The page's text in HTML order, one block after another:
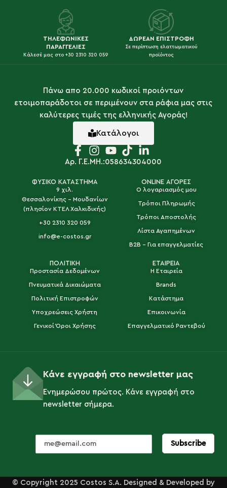
ΤΗΛΕΦΩΝΙΚΕΣ
ΠΑΡΑΓΓΕΛΙΕΣ
Κάλεσέ μας στο +30 2310 320 059
ΔΩΡΕΑΝ ΕΠΙΣΤΡΟΦΗ
Σε περίπτωση ελαττωματικού
προϊόντος
Πάνω απο 20.000 κωδικοί προιόντων
ετοιμοπαράδοτοι σε περιμένουν στα ράφια μας στις
καλύτερες τιμές της ελληνικής Αγοράς!
Κατάλογοι
Αρ. Γ.Ε.ΜΗ.:058634304000
ΦΥΣΙΚΟ ΚΑΤΑΣΤΗΜΑ
9 χιλ.
Θεσσαλονίκης - Μουδανίων
(πλησίον ΚΤΕΛ Χαλκιδικής)
+30 2310 320 059
info@e-costos.gr
ONLINE ΑΓΟΡΕΣ
Ο λογαριασμός μου
Τρόποι Πληρωμής
Τρόποι Αποστολής
Λίστα Αγαπημένων
B2B - Για επαγγελματίες
ΠΟΛΙΤΙΚΗ
Προστασία Δεδομένων
Πνευματικά Δικαιώματα
Πολιτική Επιστροφών
Υποχρεώσεις Χρήστη
Γενικοί Όροι Χρήσης
ΕΤΑΙΡΕΙΑ
Η Εταιρεία
Brands
Κατάστημα
Επικοινωνία
Επαγγελματικό Ραντεβού
Κάνε εγγραφή στο newsletter μας
Ενημερώσου πρώτος. Κάνε εγγραφή στο
newsletter σήμερα.
© Copyright 2025 Costos S.A. Designed & Developed by